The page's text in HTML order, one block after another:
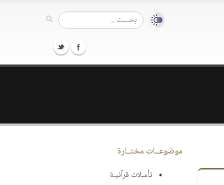
موضوعــات مختــارة
تأمـلات قرآنيـة